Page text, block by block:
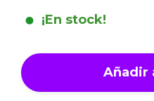
¡En stock!
Añadir